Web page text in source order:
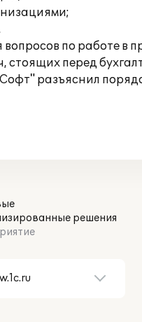
вопросов по работе
стоящих перед
разъяснил
решения